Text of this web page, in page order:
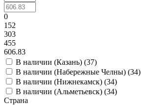
0
152
303
455
606.83
В наличии (Казань) (37)
В наличии (Набережные Челны) (34)
В наличии (Нижнекамск) (34)
В наличии (Альметьевск) (34)
Страна